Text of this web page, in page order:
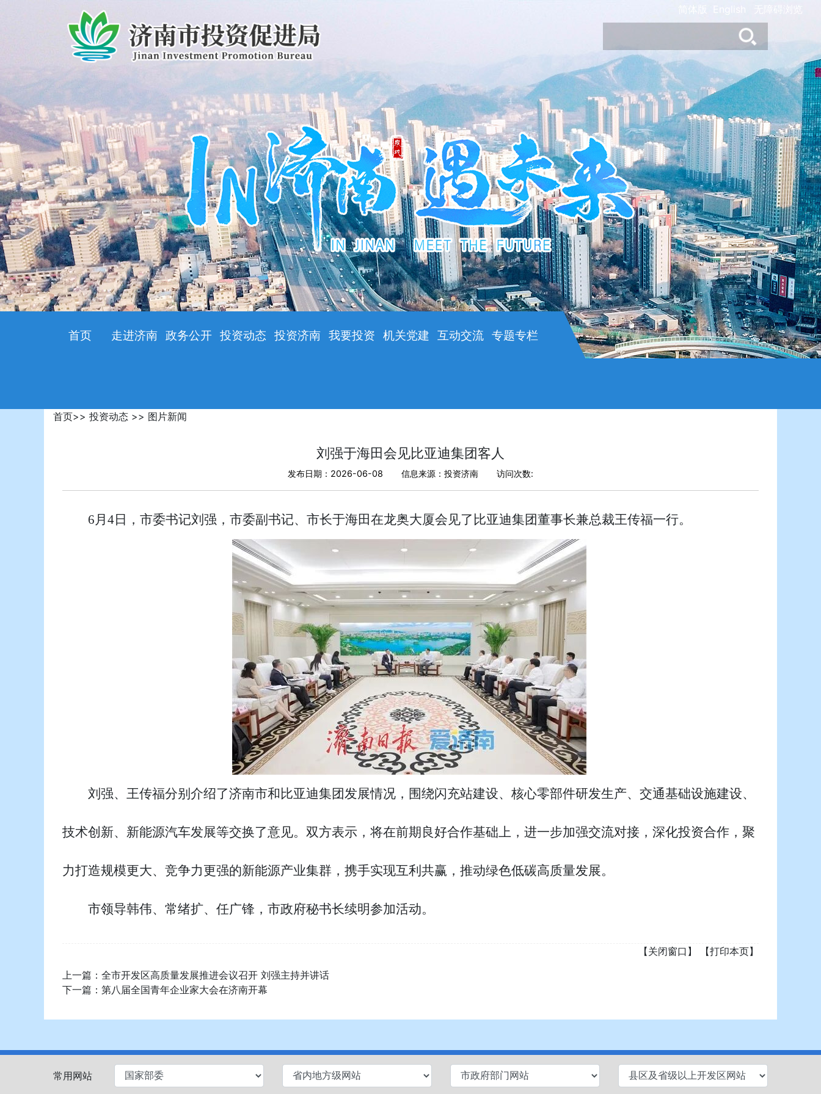
简体版
首页 走进济南 政务公开 投资动态 投资济南 我要投资 机关党建 互动交流 专题专栏
首页>> 投资动态 >> 图片新闻
刘强于海田会见比亚迪集团客人
发布日期：2026-06-08 信息来源：投资济南 访问次数:
6月4日，市委书记刘强，市委副书记、市长于海田在龙奥大厦会见了比亚迪集团董事长兼总裁王传福一行。
刘强、王传福分别介绍了济南市和比亚迪集团发展情况，围绕闪充站建设、核心零部件研发生产、交通基础设施建设、
技术创新、新能源汽车发展等交换了意见。双方表示，将在前期良好合作基础上，进一步加强交流对接，深化投资合作，聚
力打造规模更大、竞争力更强的新能源产业集群，携手实现互利共赢，推动绿色低碳高质量发展。
市领导韩伟、常绪扩、任广锋，市政府秘书长续明参加活动。
【关闭窗口】
【打印本页】
上一篇： 全市开发区高质量发展推进会议召开 刘强主持并讲话
下一篇： 第八届全国青年企业家大会在济南开幕
常用网站